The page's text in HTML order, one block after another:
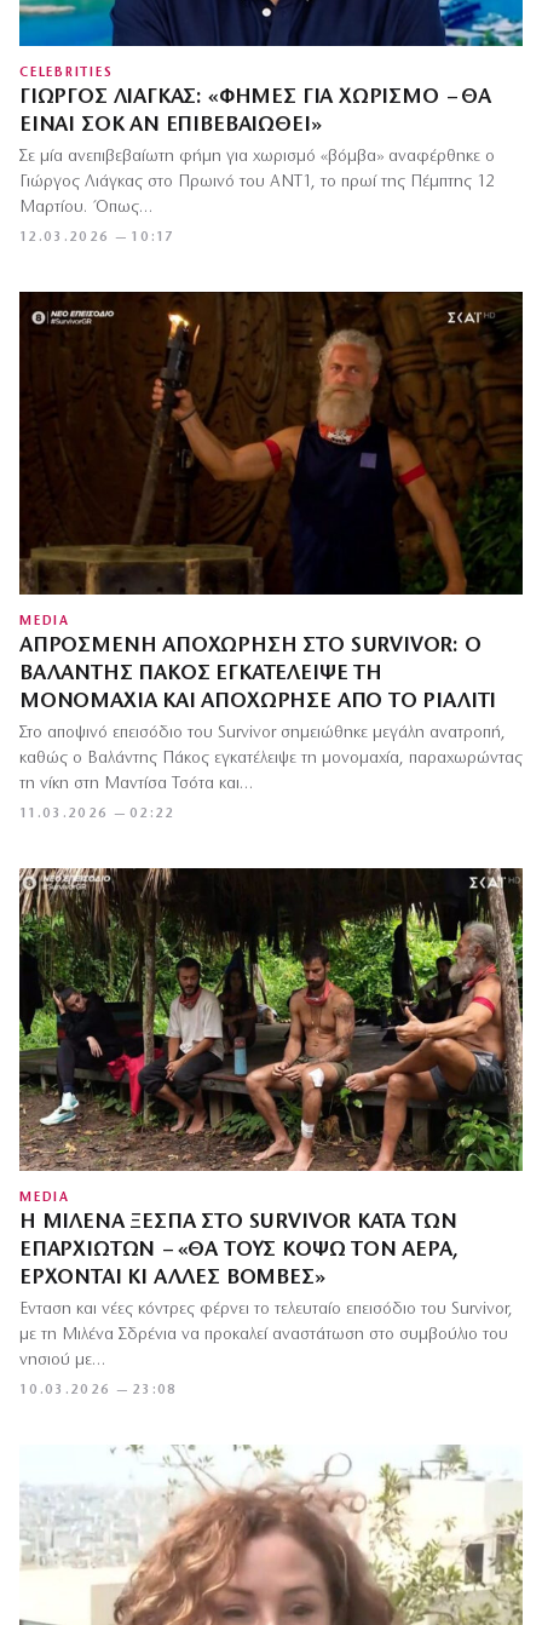
CELEBRITIES
ΓΙΏΡΓΟΣ ΛΙΆΓΚΑΣ: «ΦΉΜΕΣ ΓΙΑ ΧΩΡΙΣΜΌ – ΘΑ
ΕΊΝΑΙ ΣΟΚ ΑΝ ΕΠΙΒΕΒΑΙΩΘΕΊ»
12.03.2026 — 10:17
Σε μία ανεπιβεβαίωτη φήμη για χωρισμό «βόμβα» αναφέρθηκε ο
Γιώργος Λιάγκας στο Πρωινό του ΑΝΤ1, το πρωί της Πέμπτης 12
Μαρτίου. Όπως…
MEDIA
ΑΠΡΌΣΜΕΝΗ ΑΠΟΧΏΡΗΣΗ ΣΤΟ SURVIVOR: Ο
ΒΑΛΆΝΤΗΣ ΠΆΚΟΣ ΕΓΚΑΤΈΛΕΙΨΕ ΤΗ
ΜΟΝΟΜΑΧΊΑ ΚΑΙ ΑΠΟΧΏΡΗΣΕ ΑΠΌ ΤΟ ΡΙΆΛΙΤΙ
11.03.2026 — 02:22
Στο αποψινό επεισόδιο του Survivor σημειώθηκε μεγάλη ανατροπή,
καθώς ο Βαλάντης Πάκος εγκατέλειψε τη μονομαχία, παραχωρώντας
τη νίκη στη Μαντίσα Τσότα και…
MEDIA
Η ΜΙΛΈΝΑ ΞΕΣΠΆ ΣΤΟ SURVIVOR ΚΑΤΆ ΤΩΝ
ΕΠΑΡΧΙΩΤΏΝ – «ΘΑ ΤΟΥΣ ΚΌΨΩ ΤΟΝ ΑΈΡΑ,
ΈΡΧΟΝΤΑΙ ΚΙ ΆΛΛΕΣ ΒΌΜΒΕΣ»
10.03.2026 — 23:08
Ένταση και νέες κόντρες φέρνει το τελευταίο επεισόδιο του Survivor,
με τη Μιλένα Σδρένια να προκαλεί αναστάτωση στο συμβούλιο του
νησιού με…